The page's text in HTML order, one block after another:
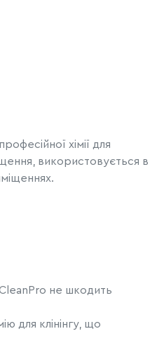
хімії для
використовується в
не шкодить
для клінінгу, що